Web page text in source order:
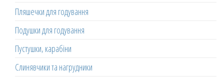
Пляшечки для годування
Подушки для годування
Пустушки, карабіни
Слинявчики та нагрудники